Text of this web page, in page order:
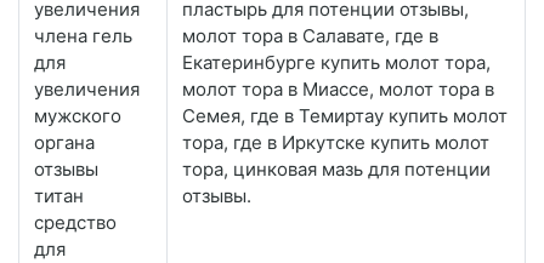
увеличения
члена гель
для
увеличения
мужского
органа
отзывы
титан
средство
для
пластырь для потенции отзывы,
молот тора в Салавате, где в
Екатеринбурге купить молот тора,
молот тора в Миассе, молот тора в
Семея, где в Темиртау купить молот
тора, где в Иркутске купить молот
тора, цинковая мазь для потенции
отзывы.